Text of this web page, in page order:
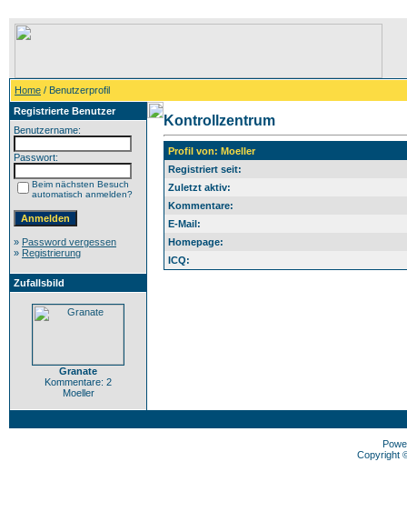
Home / Benutzerprofil
Registrierte Benutzer
Benutzername:
Passwort:
Beim nächsten Besuch
automatisch anmelden?
» Password vergessen
» Registrierung
Zufallsbild
Granate
Kommentare: 2
Moeller
Kontrollzentrum
Profil von: Moeller
Registriert seit:
Zuletzt aktiv:
Kommentare:
E-Mail:
Homepage:
ICQ:
Copyright